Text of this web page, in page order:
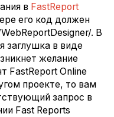
в FastReport
его код должен
. В
заглушка в виде
желание
FastReport Online
проекте, то вам
запрос в
Fast Reports